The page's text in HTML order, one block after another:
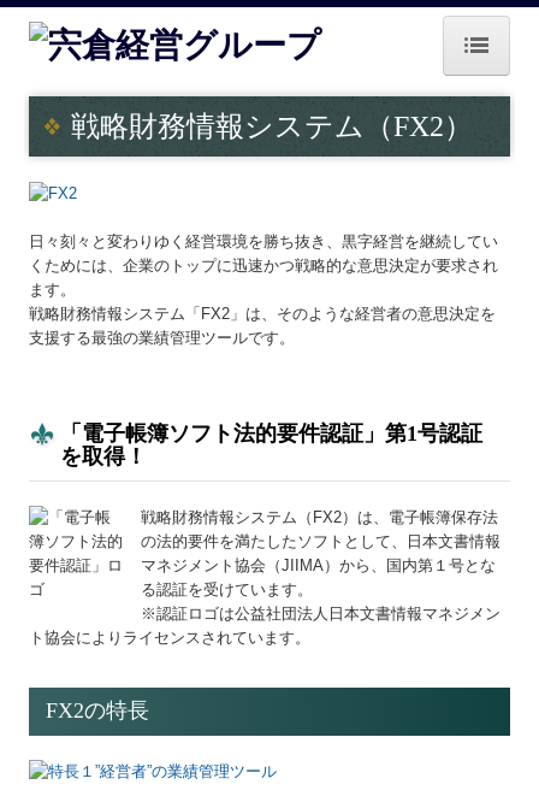
ホーム
グループ概要
中小M＆Aガイドライン遵守宣言
戦略経営者システムQ&A
病院・診療所の皆様へ
補助金・助成金・融資情報
関与先向け融資商品ご紹介
広報誌 WITH YOU
お問い合わせ
プライバシーポリシー
戦略財務情報システム（FX2）
日々刻々と変わりゆく経営環境を勝ち抜き、黒字経営を継続してい
くためには、企業のトップに迅速かつ戦略的な意思決定が要求され
ます。
戦略財務情報システム「FX2」は、そのような経営者の意思決定を
支援する最強の業績管理ツールです。
「電子帳簿ソフト法的要件認証」第1号認証
を取得！
戦略財務情報システム（FX2）は、電子帳簿保存法
の法的要件を満たしたソフトとして、日本文書情報
マネジメント協会（JIIMA）から、国内第１号とな
る認証を受けています。
※認証ロゴは公益社団法人日本文書情報マネジメン
ト協会によりライセンスされています。
FX2の特長